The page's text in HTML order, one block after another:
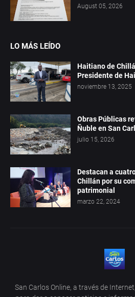
August 05, 2026
LO MÁS LEÍDO
Haitiano de
Presidente de
noviembre 13, 2025
Obras Públicas
Ñuble en San
julio 15, 2026
Destacan a
Chillán por su
patrimonial
marzo 22, 2024
San Carlos Online, a través de